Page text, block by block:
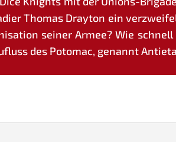
Tho­mas Dray­ton ein
sei­ner Armee? Wie
des Poto­mac, genannt